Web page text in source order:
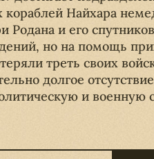
кораблей Найхара
Родана и его
но на помощь
треть своих
долгое
и